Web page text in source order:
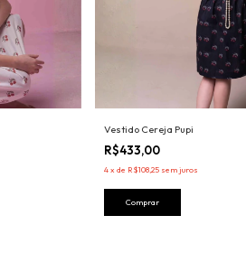
Vestido Cereja Pupi
R$433,00
4 xde R$108,25 sem juros
Comprar